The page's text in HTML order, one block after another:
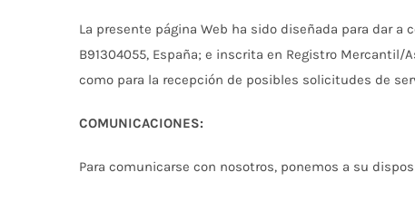
La presente página Web ha sido diseñada para dar a
B91304055, España; e inscrita en Registro Mercantil/
como para la recepción de posibles solicitudes de
COMUNICACIONES:
Para comunicarse con nosotros, ponemos a su